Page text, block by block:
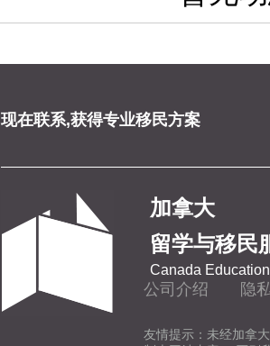
现在联系,获得专业移民方案
加拿大
留学与移民
Canada
公司介绍 隐
友情提示：未经加拿